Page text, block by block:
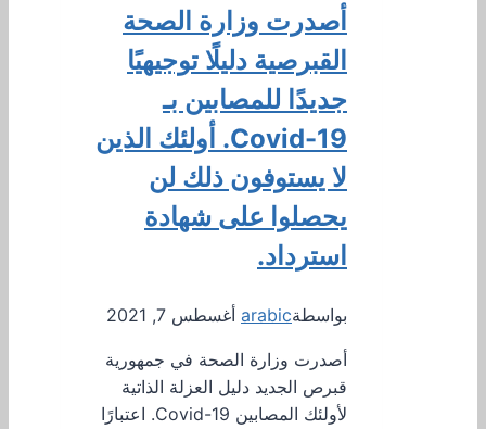
أصدرت وزارة الصحة
القبرصية دليلًا توجيهيًا
جديدًا للمصابين بـ
Covid-19. أولئك الذين
لا يستوفون ذلك لن
يحصلوا على شهادة
استرداد.
بواسطةarabic أغسطس 7, 2021
أصدرت وزارة الصحة في جمهورية
قبرص الجديد دليل العزلة الذاتية
لأولئك المصابين Covid-19. اعتبارًا